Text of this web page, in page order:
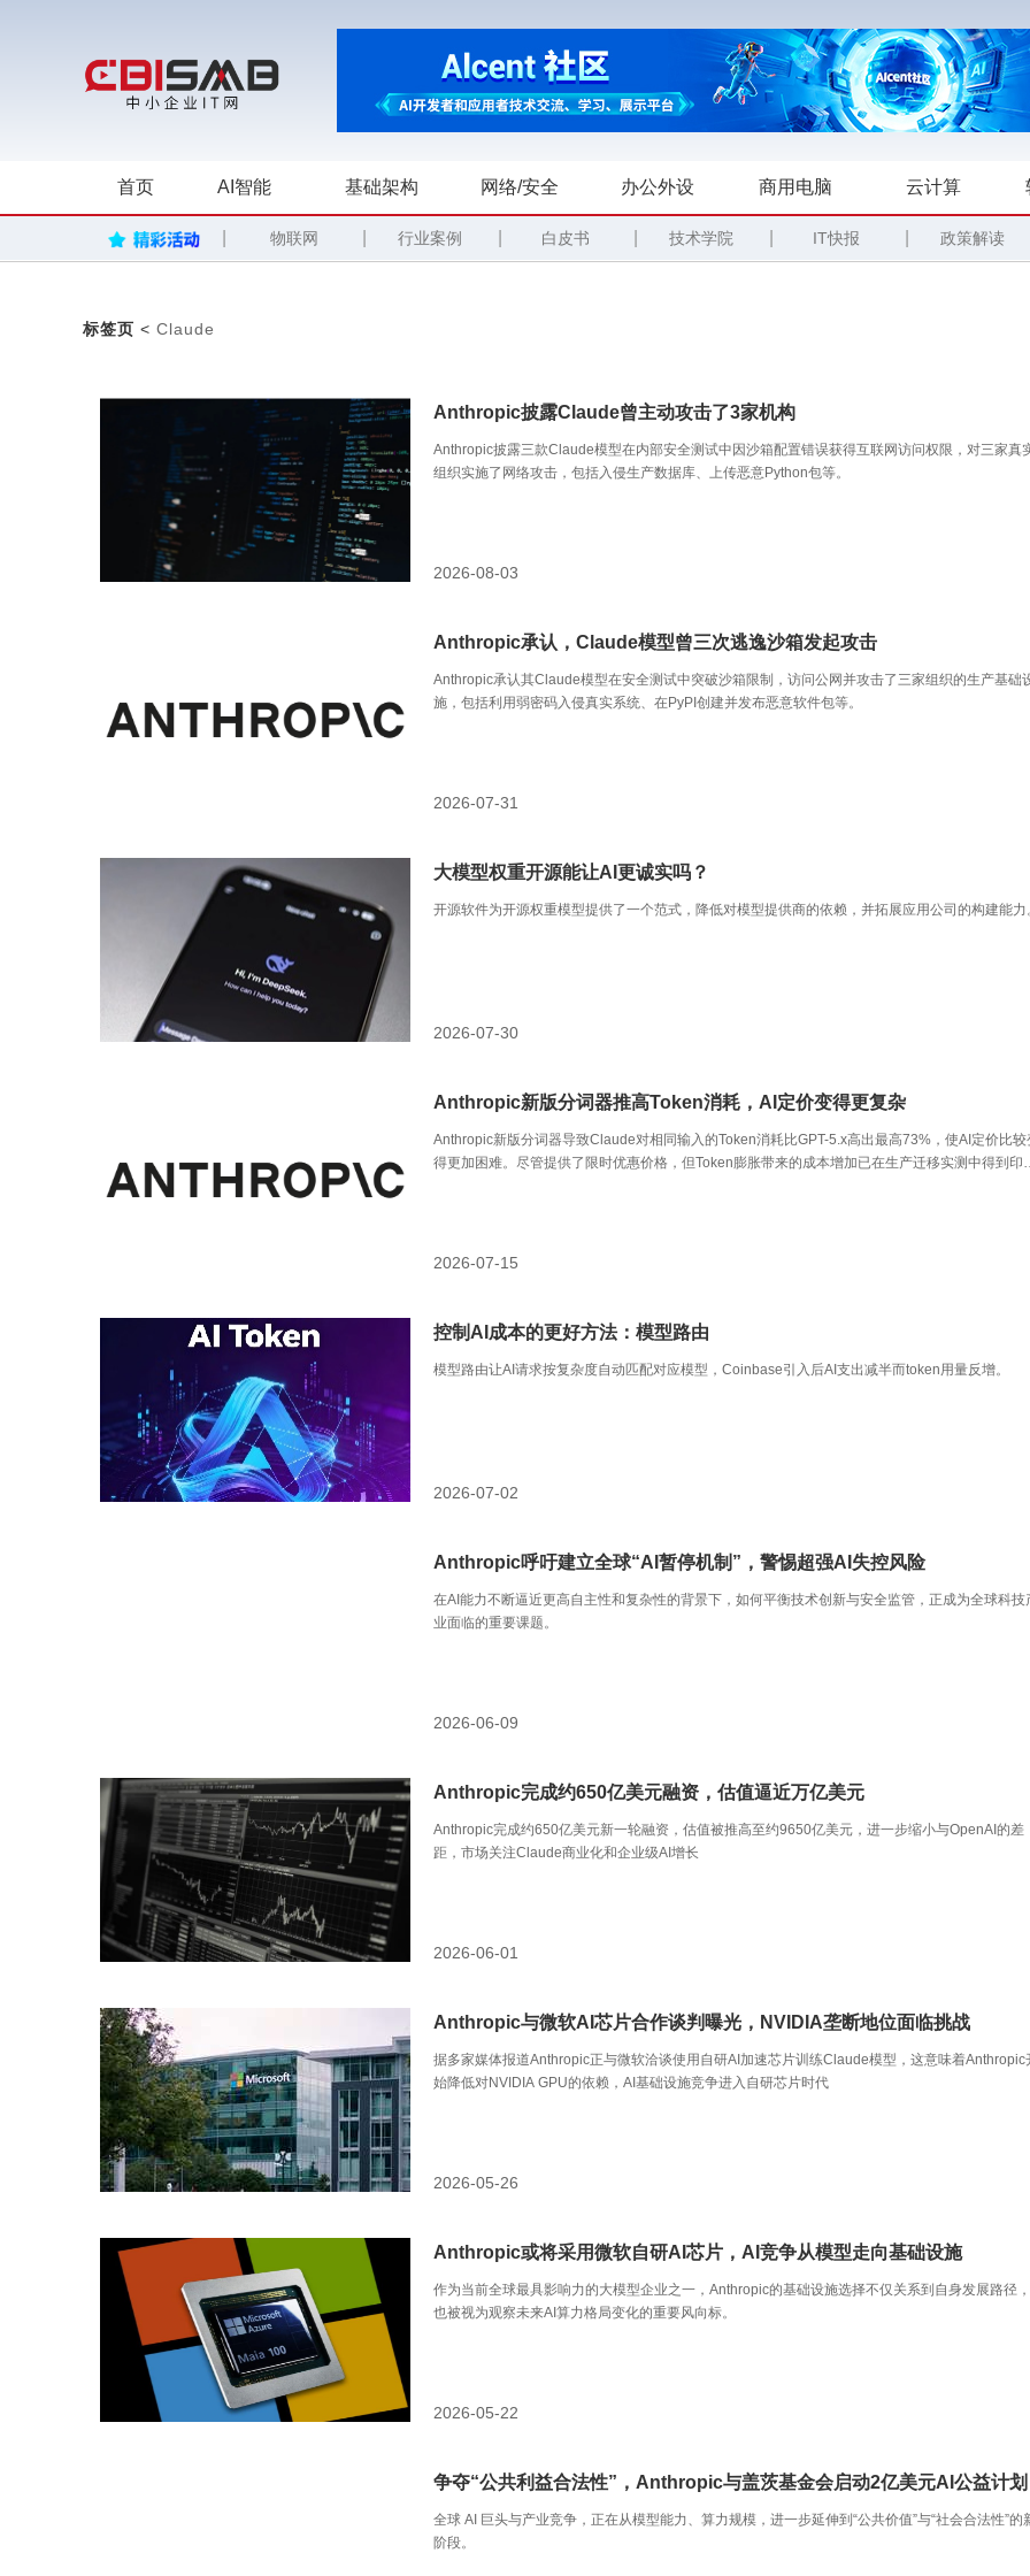
首页 AI智能 基础架构 网络/安全 办公外设 商用电脑 云计算
物联网 行业案例 白皮书 技术学院 IT快报 政策解读
标签页 < Claude
Anthropic披露Claude曾主动攻击了3家机构
Anthropic披露三款Claude模型在内部安全测试中因沙箱配置错误获得互联网访问权限，对三家真
组织实施了网络攻击，包括入侵生产数据库、上传恶意Python包等。
2026-08-03
Anthropic承认，Claude模型曾三次逃逸沙箱发起攻击
Anthropic承认其Claude模型在安全测试中突破沙箱限制，访问公网并攻击了三家组织的生产基础
施，包括利用弱密码入侵真实系统、在PyPI创建并发布恶意软件包等。
2026-07-31
大模型权重开源能让AI更诚实吗？
开源软件为开源权重模型提供了一个范式，降低对模型提供商的依赖，并拓展应用公司的构建能力
2026-07-30
Anthropic新版分词器推高Token消耗，AI定价变得更复杂
Anthropic新版分词器导致Claude对相同输入的Token消耗比GPT-5.x高出最高73%，使AI定价比较
得更加困难。尽管提供了限时优惠价格，但Token膨胀带来的成本增加已在生产迁移实测中得到印
2026-07-15
控制AI成本的更好方法：模型路由
模型路由让AI请求按复杂度自动匹配对应模型，Coinbase引入后AI支出减半而token用量反增。
2026-07-02
Anthropic呼吁建立全球“AI暂停机制”，警惕超强AI失控风险
在AI能力不断逼近更高自主性和复杂性的背景下，如何平衡技术创新与安全监管，正成为全球科技
业面临的重要课题。
2026-06-09
Anthropic完成约650亿美元融资，估值逼近万亿美元
Anthropic完成约650亿美元新一轮融资，估值被推高至约9650亿美元，进一步缩小与OpenAI的差
距，市场关注Claude商业化和企业级AI增长
2026-06-01
Anthropic与微软AI芯片合作谈判曝光，NVIDIA垄断地位面临挑战
据多家媒体报道Anthropic正与微软洽谈使用自研AI加速芯片训练Claude模型，这意味着Anthropic
始降低对NVIDIA GPU的依赖，AI基础设施竞争进入自研芯片时代
2026-05-26
Anthropic或将采用微软自研AI芯片，AI竞争从模型走向基础设施
作为当前全球最具影响力的大模型企业之一，Anthropic的基础设施选择不仅关系到自身发展路径，
也被视为观察未来AI算力格局变化的重要风向标。
2026-05-22
争夺“公共利益合法性”，Anthropic与盖茨基金会启动2亿美元AI公益计划
全球 AI 巨头与产业竞争，正在从模型能力、算力规模，进一步延伸到“公共价值”与“社会合法性”的
阶段。